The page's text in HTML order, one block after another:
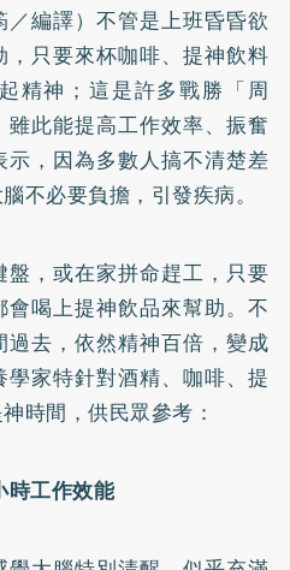
／編譯）不管是上班昏昏欲
只要來杯咖啡、提神飲料
精神；這是許多戰勝「周
此能提高工作效率、振奮
，因為多數人搞不清楚差
不必要負擔，引發疾病。
，或在家拼命趕工，只要
喝上提神飲品來幫助。不
去，依然精神百倍，變成
家特針對酒精、咖啡、提
時間，供民眾參考：
時工作效能